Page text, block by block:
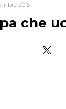
2015
che